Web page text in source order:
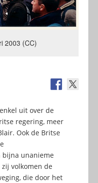
2003 (CC)
uit over de
regering, meer
Ook de Britse
unanieme
volkomen de
die door het